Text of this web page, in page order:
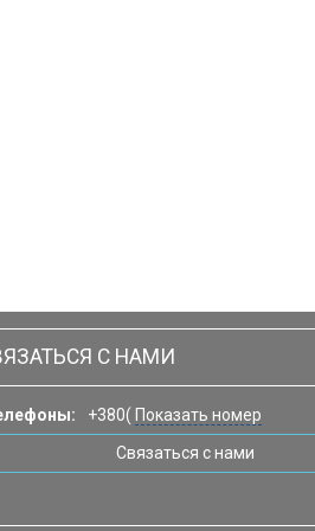
С НАМИ
+380( Показать номер
Связаться с нами